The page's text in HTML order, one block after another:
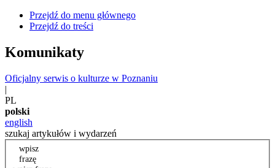
Przejdź do menu głównego
Przejdź do treści
Komunikaty
Oficjalny serwis o kulturze w Poznaniu
|
PL
polski
english
szukaj artykułów i wydarzeń
wpisz
frazę